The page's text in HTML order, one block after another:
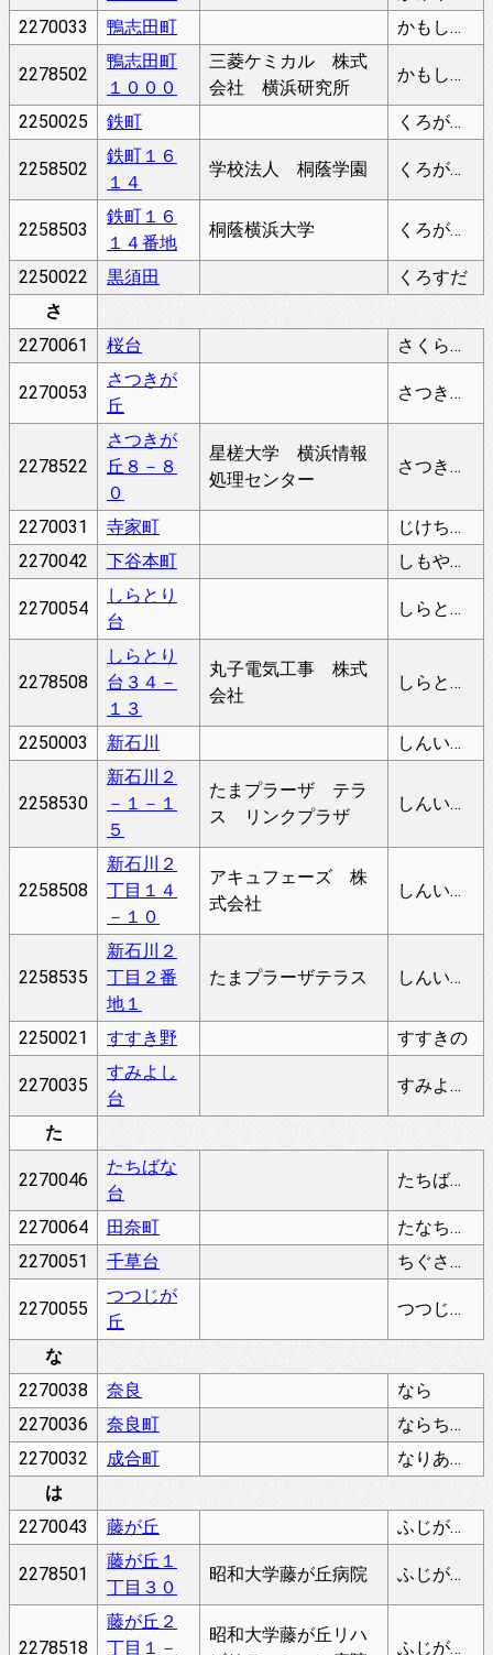
2270033
鴨志田町 かもしだちょう
2278502
鴨志田町
１０００
三菱ケミカル 株式
会社 横浜研究所
かもしだちょう
2250025 鉄町 くろがねちょう
2258502
鉄町１６
１４
学校法人 桐蔭学園 くろがねちょう
2258503
鉄町１６
１４番地
桐蔭横浜大学 くろがねちょう
2250022 黒須田
くろすだ
さ
2270061
桜台 さくらだい
2270053
さつきが
丘
さつきがおか
2278522
さつきが
丘８－８
０
星槎大学 横浜情報
処理センター
さつきがおか
2270031 寺家町
じけちょう
2270042
下谷本町 しもやもとちょう
2270054
しらとり
台
しらとりだい
2278508
しらとり
台３４－
１３
丸子電気工事 株式
会社
しらとりだい
2250003 新石川 しんいしかわ
2258530
新石川２
－１－１
５
たまプラーザ テラ
ス リンクプラザ
しんいしかわ
2258508
新石川２
丁目１４
－１０
アキュフェーズ 株
式会社
しんいしかわ
2258535
新石川２
丁目２番
地１
たまプラーザテラス しんいしかわ
2250021 すすき野 すすきの
2270035
すみよし
台
すみよしだい
た
2270046
たちばな
台
たちばなだい
2270064 田奈町
たなちょう
2270051
千草台 ちぐさだい
2270055
つつじが
丘
つつじがおか
な
2270038
奈良
なら
2270036
奈良町
ならちょう
2270032
成合町
なりあいちょう
は
2270043
藤が丘 ふじがおか
2278501
藤が丘１
丁目３０
昭和大学藤が丘病院 ふじがおか
2278518
藤が丘２
丁目１－
昭和大学藤が丘リハ
ふじがおか